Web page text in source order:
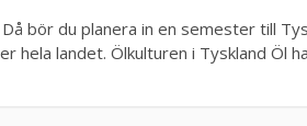
bör du planera in en semester till
hela landet. Ölkulturen i Tyskland Öl